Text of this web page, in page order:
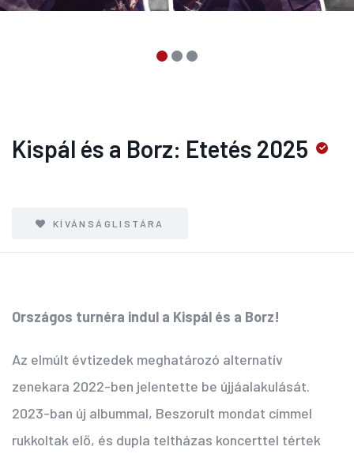
Kispál és a Borz: Etetés 2025
KÍVÁNSÁGLISTÁRA
Országos turnéra indul a Kispál és a Borz!
Az elmúlt évtizedek meghatározó alternatív
zenekara 2022-ben jelentette be újjáalakulását.
2023-ban új albummal, Beszorult mondat címmel
rukkoltak elő, és dupla teltházas koncerttel tértek